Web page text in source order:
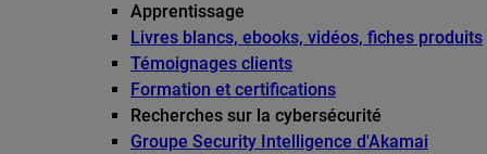
Apprentissage
Livres blancs, ebooks, vidéos, fiches produits
Témoignages clients
Formation et certifications
Recherches sur la cybersécurité
Groupe Security Intelligence d'Akamai